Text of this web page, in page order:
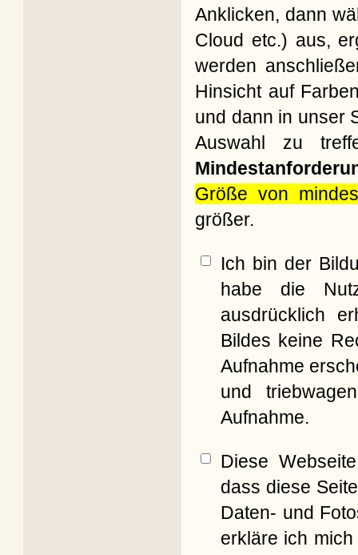
Anklicken, dann
Cloud etc.) aus,
werden
Hinsicht auf
und dann in unser
Auswahl zu
Größe von
größer.
Ich bin der
habe die
ausdrücklich
Bildes keine
Aufnahme
und
Aufnahme.
Diese
dass diese
Daten- und
erkläre ich